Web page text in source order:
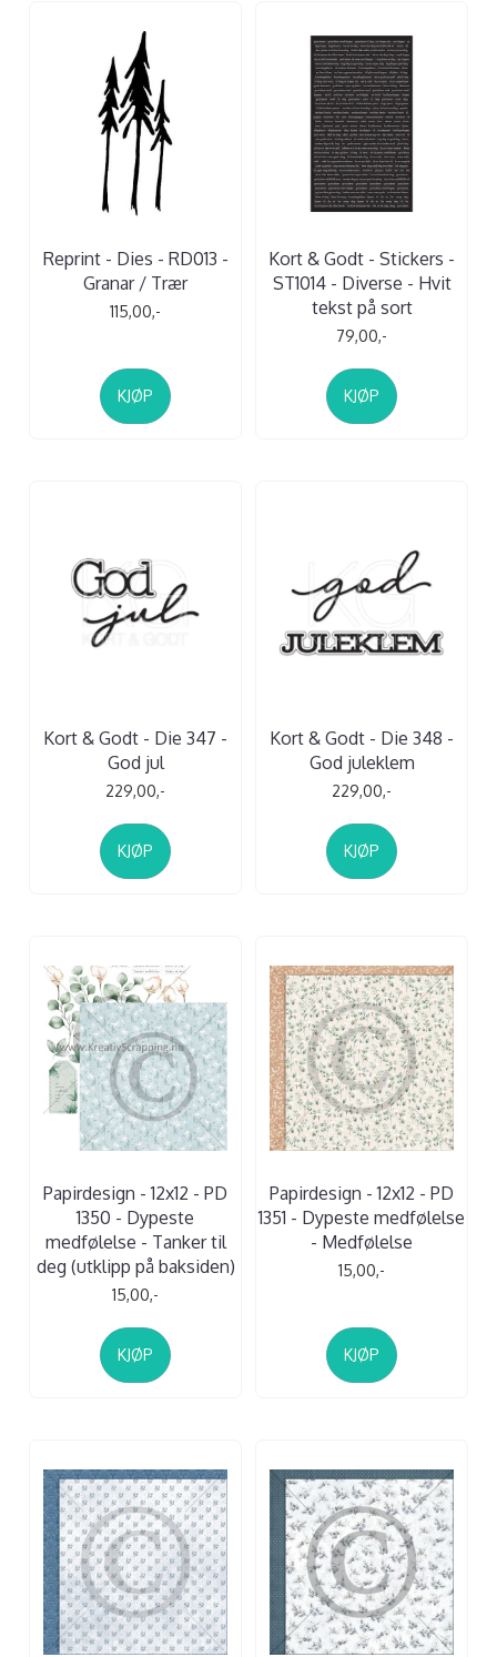
Reprint - Dies - RD013 -
Granar / Trær
115,00,-
KJØP
Kort & Godt - Stickers -
ST1014 - Diverse - Hvit
tekst på sort
79,00,-
KJØP
Kort & Godt - Die 347 -
God jul
229,00,-
KJØP
Kort & Godt - Die 348 -
God juleklem
229,00,-
KJØP
Papirdesign - 12x12 - PD
1350 - Dypeste
medfølelse - Tanker til
deg (utklipp på baksiden)
15,00,-
KJØP
Papirdesign - 12x12 - PD
1351 - Dypeste medfølelse
- Medfølelse
15,00,-
KJØP